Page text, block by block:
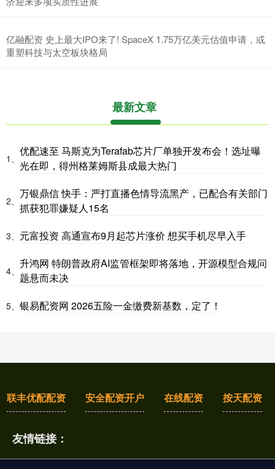
亿融配资 史上最大IPO来了! SpaceX 1.75万亿美元估值申请，或
重塑科技与太空板块格局
最新文章
1、
优配速至 马斯克为Terafab芯片厂单独开发布会！选址曝
光在即，得州格莱姆斯县成最大热门
2、
万银鼎信 快手：严打直播色情导流黑产，已配合有关部门
抓获犯罪嫌疑人15名
3、 元富投资 高通宣布9月起芯片涨价 想买手机尽早入手
4、
升鸿网 特朗普政府AI监管框架即将落地，开源模型合规问
题悬而未决
5、 银易配资网 2026五险一金缴费新基数，定了！
联丰优配配资 安全配资开户 在线配资 按天配资
友情链接：